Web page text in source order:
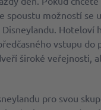
spoustu možností se
Hoteloví
vstupu do
široké veřejnosti,
pro svou